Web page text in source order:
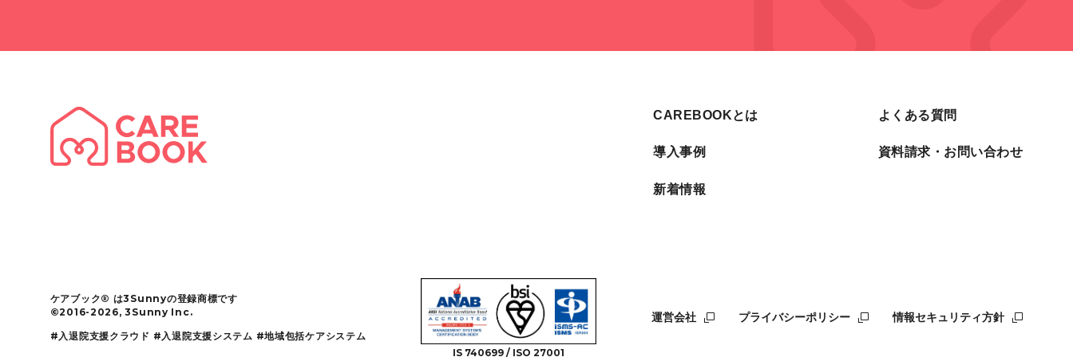
CAREBOOKとは
導入事例
新着情報
よくある質問
資料請求・お問い合わせ
運営会社 プライバシーポリシー 情報セキュリティ方針
IS 740699 / ISO 27001
ケアブック® は3Sunnyの登録商標です
©︎2016-2026, 3Sunny Inc.
#入退院支援クラウド #入退院支援システム #地域包括ケアシステム